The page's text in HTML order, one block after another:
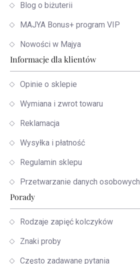
Blog o biżuterii
MAJYA Bonus+ program VIP
Nowości w Majya
Informacje dla klientów
Opinie o sklepie
Wymiana i zwrot towaru
Reklamacja
Wysyłka i płatność
Regulamin sklepu
Przetwarzanie danych osobowych
Porady
Rodzaje zapięć kolczyków
Znaki proby
Często zadawane pytania